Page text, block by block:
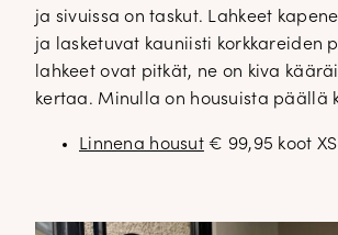
ja sivuissa on taskut. Lahkeet
ja lasketuvat kauniisti korkkareiden
lahkeet ovat pitkät, ne on kiva
kertaa. Minulla on housuista päällä
Linnena housut€ 99,95 koot